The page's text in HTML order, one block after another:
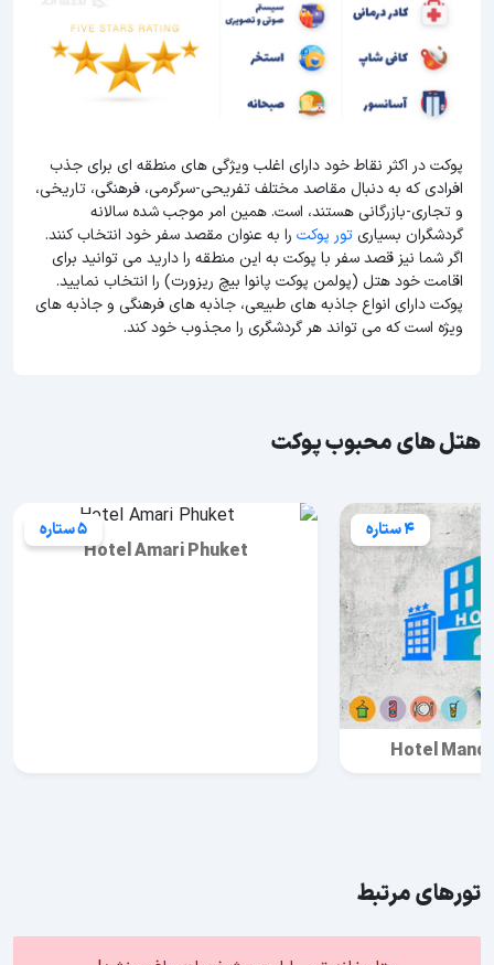
پوکت در اکثر نقاط خود دارای اغلب ویژگی های منطقه ای برای جذب
افرادی که به دنبال مقاصد مختلف تفریحی-سرگرمی، فرهنگی، تاریخی،
و تجاری-بازرگانی هستند، است. همین امر موجب شده سالانه
گردشگران بسیاریتور پوکت را به عنوان مقصد سفر خود انتخاب کنند.
اگر شما نیز قصد سفر با پوکت به این منطقه را دارید می توانید برای
اقامت خود هتل (پولمن پوکت پانوا بیچ ریزورت) را انتخاب نمایید.
پوکت دارای انواع جاذبه های طبیعی، جاذبه های فرهنگی و جاذبه های
ویژه است که می تواند هر گردشگری را مجذوب خود کند.
هتل های محبوب پوکت
4 ستاره
Hotel
5 ستاره
Hotel Amari Phuket
تورهای مرتبط